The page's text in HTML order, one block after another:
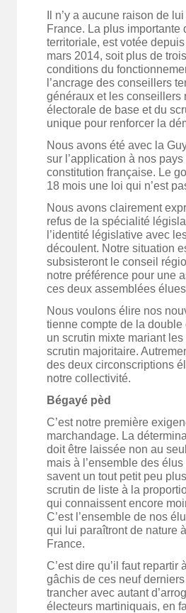
Il n’y a aucune raison de
France. La plus importante
territoriale, est votée
mars 2014, soit plus de
conditions du
l’ancrage des conseillers
généraux et les conseillers
électorale de base et du
unique pour renforcer la
Nous avons été avec la
sur l’application à nos
constitution française. Le
18 mois une loi qui n’est
Nous avons clairement
refus de la spécialité
l’identité législative avec
découlent. Notre situation
subsisteront le conseil
notre préférence pour une
ces deux assemblées
Nous voulons élire nos
tienne compte de la double
un scrutin mixte mariant
scrutin majoritaire.
des deux circonscriptions
notre collectivité.
Bégayé pèd
C’est notre première
marchandage. La
doit être laissée non au
mais à l’ensemble des
savent un tout petit peu
scrutin de liste à la
qui connaissent encore
C’est l’ensemble de nos
qui lui paraîtront de nature
France.
C’est dire qu’il faut
gâchis de ces neuf
trancher avec autant
électeurs martiniquais, en